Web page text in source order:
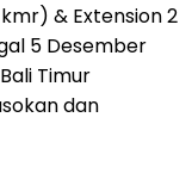
& Extension 2
5 Desember
Timur
dan